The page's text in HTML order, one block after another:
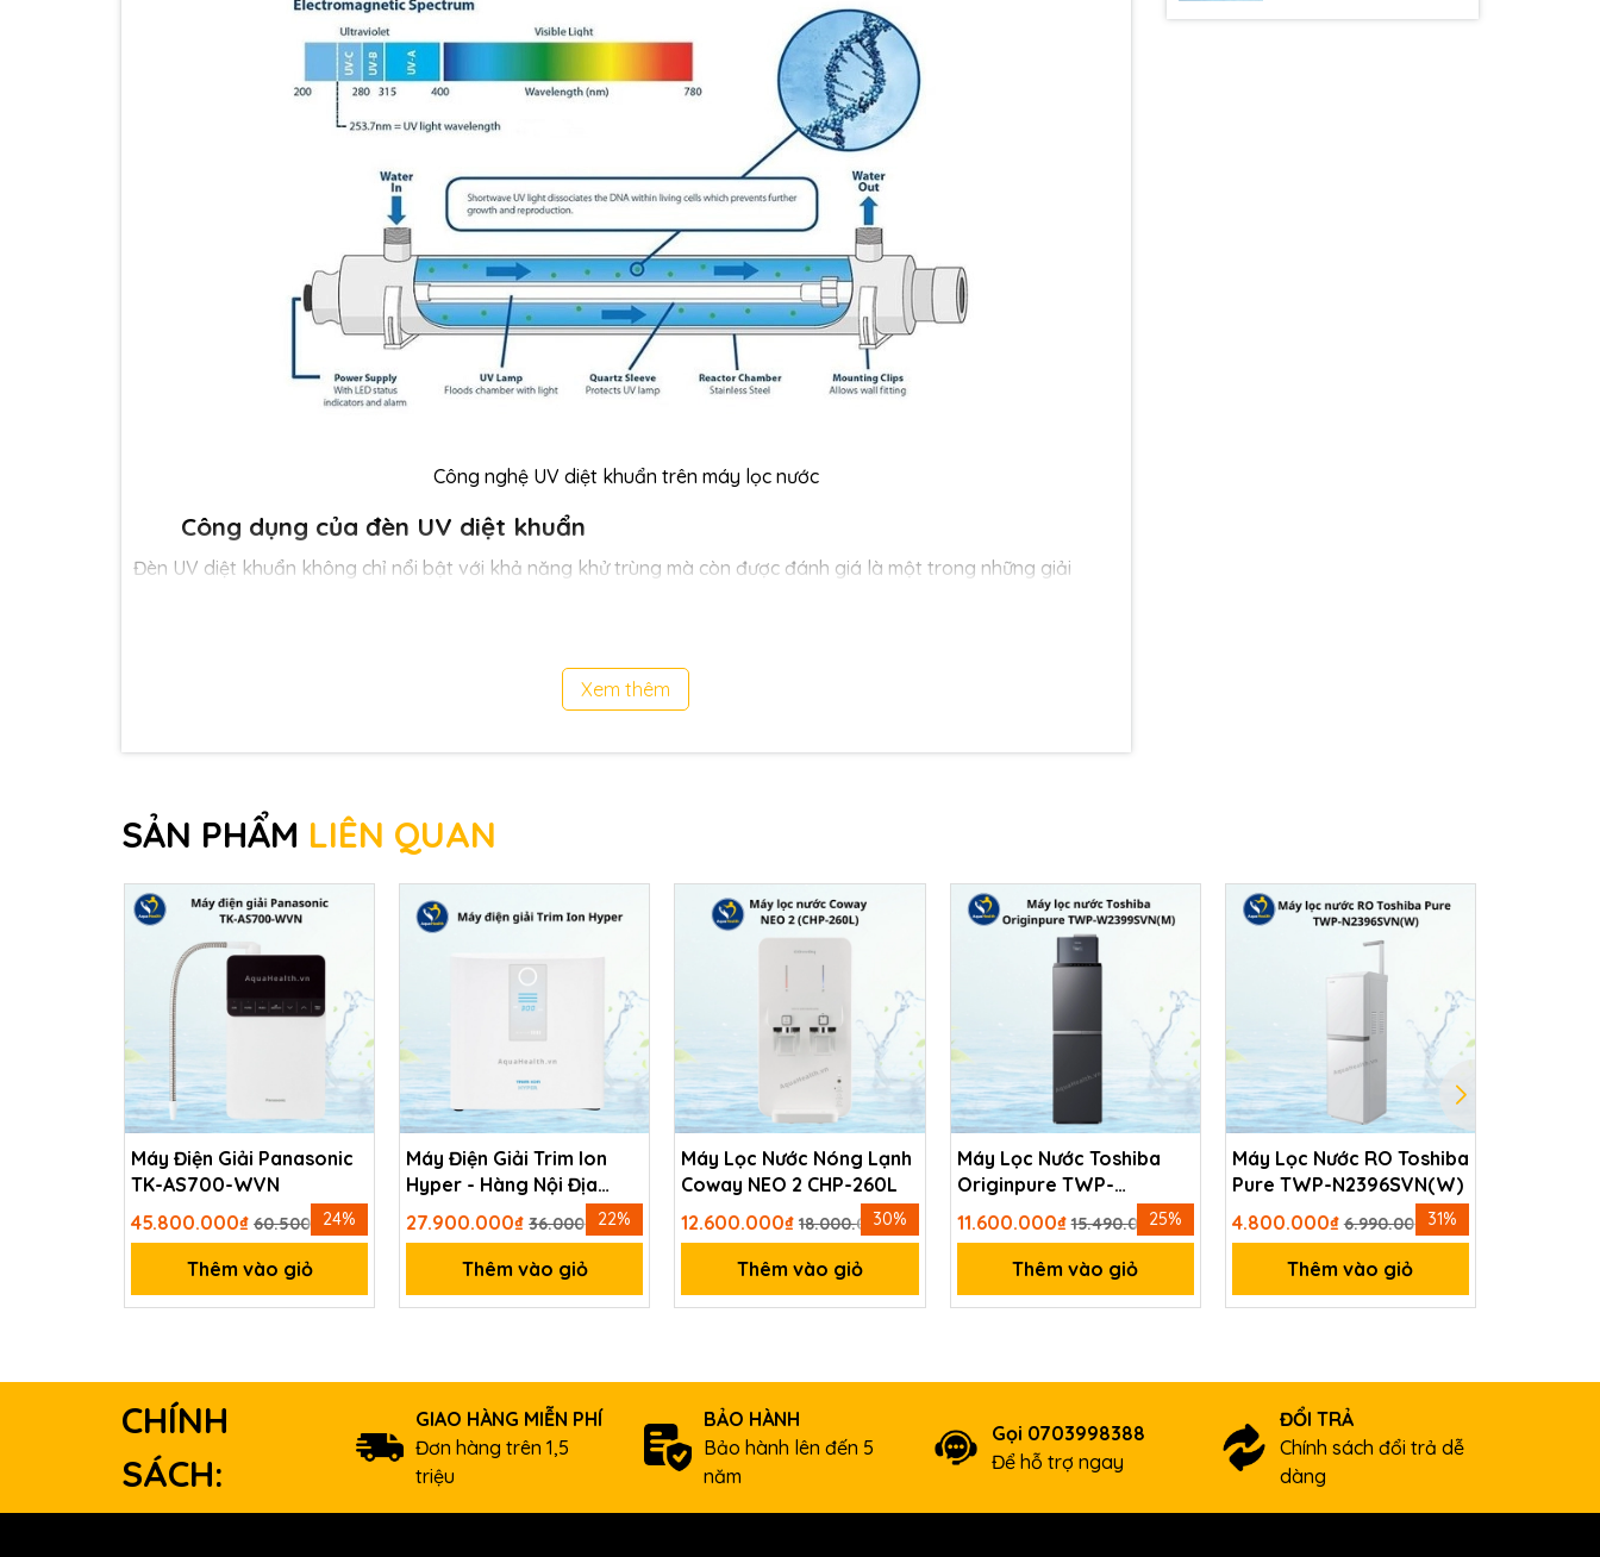
Công nghệ UV diệt khuẩn trên máy lọc nước
Công dụng của đèn UV diệt khuẩn
Đèn UV diệt khuẩn không chỉ nổi bật với khả năng khử trùng mà còn được đánh giá là một trong những giải
: Đèn UV phát ra tia UV-C có khả năng phá vỡ cấu trúc DNA
của vi sinh vật, giúp tiêu diệt đến 99,99% vi khuẩn, virus, nấm mốc và các tác nhân gây hại khác mà
Không làm thay đổi mùi vị và thành phần hóa học của nước: Khác với phương pháp khử trùng bằng
tinh khiết ban đầu.
An toàn và không gây tác dụng phụ
Tăng hiệu quả hệ thống lọc
Khi tích hợp cùng hệ thống máy lọc nước, đặc biệt là máy RO, đèn UV giúp
tiêu diệt hoàn toàn vi khuẩn còn sót lại sau các cấp lọc, đảm bảo chất lượng nước đầu ra đạt chuẩn
uống trực tiếp.
Ứng dụng linh hoạt
: Công nghệ UV được áp dụng rộng rãi không chỉ trong máy lọc nước gia đình mà
còn trong các hệ thống lọc nước công nghiệp, bệnh viện, trường học hay nhà hàng… nhờ hiệu quả khử
khuẩn vượt trội.
Xem thêm
SẢN PHẨM LIÊN QUAN
Máy Điện Giải Panasonic
TK-AS700-WVN
45.800.000₫ 60.500.000₫
24%
Thêm vào giỏ
Máy Điện Giải Trim Ion
Hyper - Hàng Nội Địa
Nhật Bản
27.900.000₫36.000.000₫
22%
Thêm vào giỏ
Máy Lọc Nước Nóng Lạnh
Coway NEO 2 CHP-260L
12.600.000₫18.000.000₫
30%
Thêm vào giỏ
Máy Lọc Nước Toshiba
Originpure TWP-
W2399SVN(M)
11.600.000₫15.490.000₫25%
Thêm vào giỏ
Máy Lọc Nước RO Toshiba
Pure TWP-N2396SVN(W)
4.800.000₫6.990.000₫31%
Thêm vào giỏ
CHÍNH
SÁCH:
GIAO HÀNG MIỄN PHÍ
Đơn hàng trên 1,5
triệu
BẢO HÀNH
Bảo hành lên đến 5
năm
Gọi 0703998388
Để hỗ trợ ngay
ĐỔI TRẢ
Chính sách đổi trả dễ
dàng